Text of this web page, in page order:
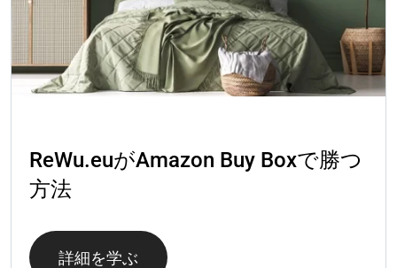
ReWu.euがAmazon Buy Boxで勝つ
方法
詳細を学ぶ